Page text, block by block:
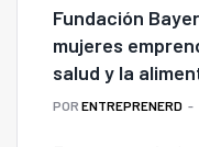
Fundación
mujeres
salud y la
POR ENTREPRENERD